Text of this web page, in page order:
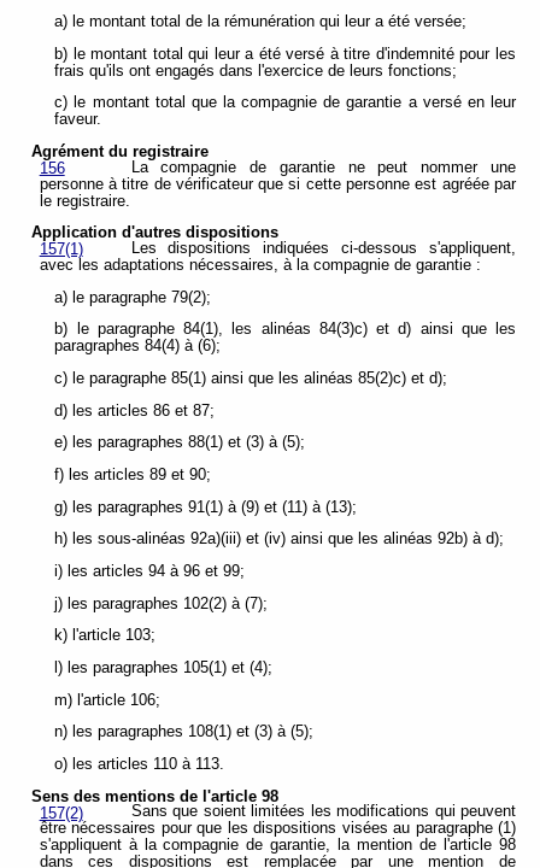
a) le montant total de la rémunération qui leur a été versée;
b) le montant total qui leur a été versé à titre d'indemnité pour les
frais qu'ils ont engagés dans l'exercice de leurs fonctions;
c) le montant total que la compagnie de garantie a versé en leur
faveur.
Agrément du registraire
156
La compagnie de garantie ne peut nommer une
personne à titre de vérificateur que si cette personne est agréée par
le registraire.
Application d'autres dispositions
157(1)
Les dispositions indiquées ci-dessous s'appliquent,
avec les adaptations nécessaires, à la compagnie de garantie :
a) le paragraphe 79(2);
b) le paragraphe 84(1), les alinéas 84(3)c) et d) ainsi que les
paragraphes 84(4) à (6);
c) le paragraphe 85(1) ainsi que les alinéas 85(2)c) et d);
d) les articles 86 et 87;
e) les paragraphes 88(1) et (3) à (5);
f) les articles 89 et 90;
g) les paragraphes 91(1) à (9) et (11) à (13);
h) les sous-alinéas 92a)(iii) et (iv) ainsi que les alinéas 92b) à d);
i) les articles 94 à 96 et 99;
j) les paragraphes 102(2) à (7);
k) l'article 103;
l) les paragraphes 105(1) et (4);
m) l'article 106;
n) les paragraphes 108(1) et (3) à (5);
o) les articles 110 à 113.
Sens des mentions de l'article 98
157(2)
Sans que soient limitées les modifications qui peuvent
être nécessaires pour que les dispositions visées au paragraphe (1)
s'appliquent à la compagnie de garantie, la mention de l'article 98
dans ces dispositions est remplacée par une mention de